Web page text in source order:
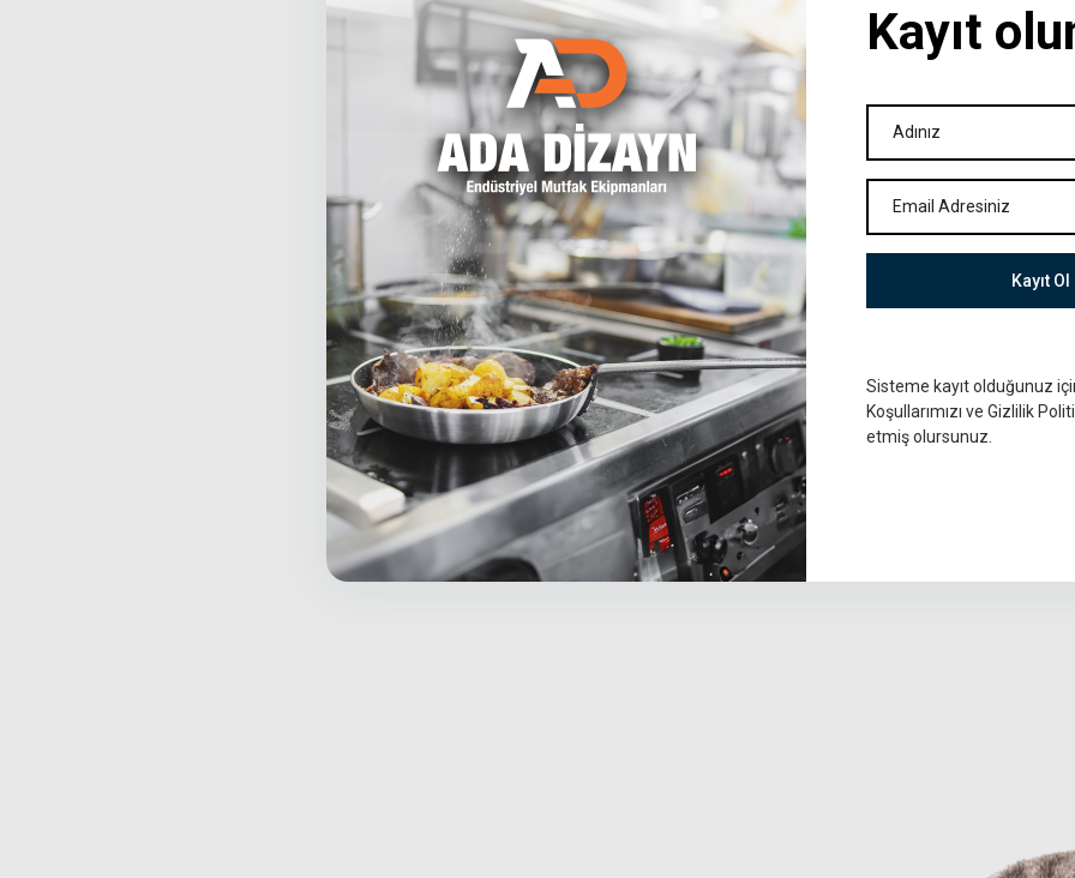
Kayıt
Kayıt Ol
Sisteme kayıt olduğunuz
Koşullarımızı ve Gizlilik
etmiş olursunuz.